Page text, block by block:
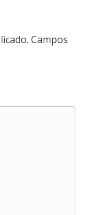
Campos